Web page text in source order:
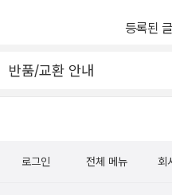
등록된
반품/교환 안내
로그인 전체 메뉴 회